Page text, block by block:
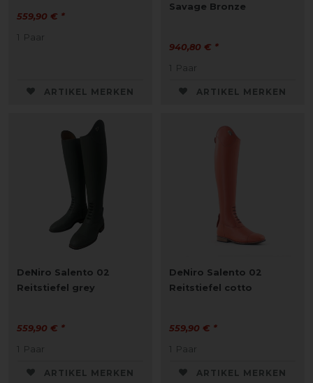
559,90 € *
1 Paar
ARTIKEL MERKEN
Savage Bronze
940,80 € *
1 Paar
ARTIKEL MERKEN
DeNiro Salento 02
Reitstiefel grey
559,90 € *
1 Paar
ARTIKEL MERKEN
DeNiro Salento 02
Reitstiefel cotto
559,90 € *
1 Paar
ARTIKEL MERKEN